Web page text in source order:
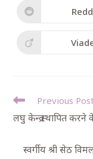
Previous
लघु केन्द्र स्थापित
स्वर्गीय श्री सेठ